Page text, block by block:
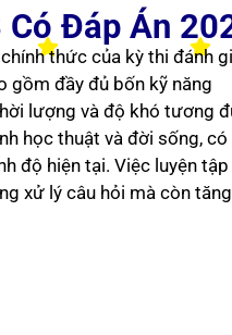
Có Đáp Án
thức của kỳ thi đánh
gồm đầy đủ bốn kỹ năng
lượng và độ khó tương
học thuật và đời sống, có
độ hiện tại. Việc luyện tập
xử lý câu hỏi mà còn